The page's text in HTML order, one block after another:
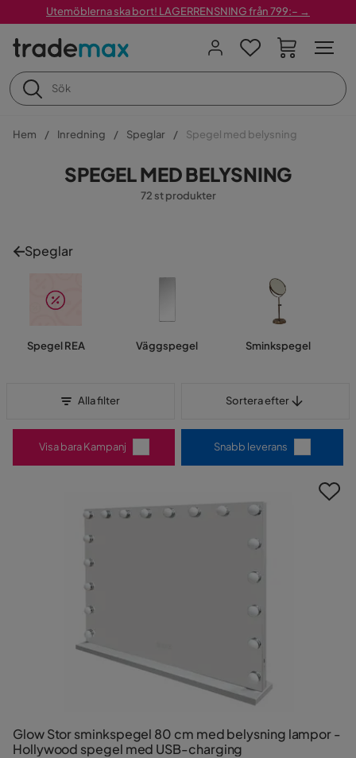
Utemöblerna ska bort! LAGERRENSNING från 799:– →
Hem Inredning Speglar Spegel med belysning
SPEGEL MED BELYSNING
72 st produkter
Speglar
Spegel REA Väggspegel Sminkspegel
Alla filter Sortera efter
Visa bara Kampanj Snabb leverans
Glow Stor sminkspegel 80 cm med belysning lampor -
Hollywood spegel med USB-charging